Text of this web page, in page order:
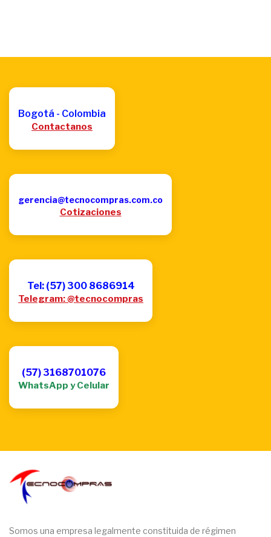
Bogotá - Colombia
Contactanos
gerencia@tecnocompras.com.co
Cotizaciones
Tel: (57) 300 8686914
Telegram: @tecnocompras
(57) 3168701076
WhatsApp y Celular
Somos una empresa legalmente constituida de régimen